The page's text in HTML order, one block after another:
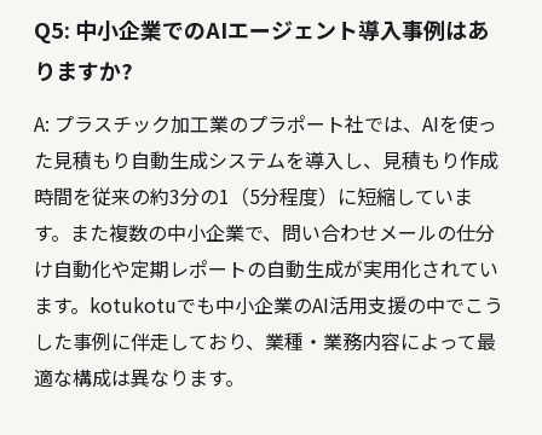
Q5: 中小企業でのAIエージェント導入事例はあ
りますか?
A: プラスチック加工業のプラポート社では、AIを使っ
た見積もり自動生成システムを導入し、見積もり作成
時間を従来の約3分の1（5分程度）に短縮していま
す。また複数の中小企業で、問い合わせメールの仕分
け自動化や定期レポートの自動生成が実用化されてい
ます。kotukotuでも中小企業のAI活用支援の中でこう
した事例に伴走しており、業種・業務内容によって最
適な構成は異なります。